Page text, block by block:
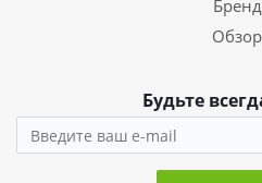
Будьте